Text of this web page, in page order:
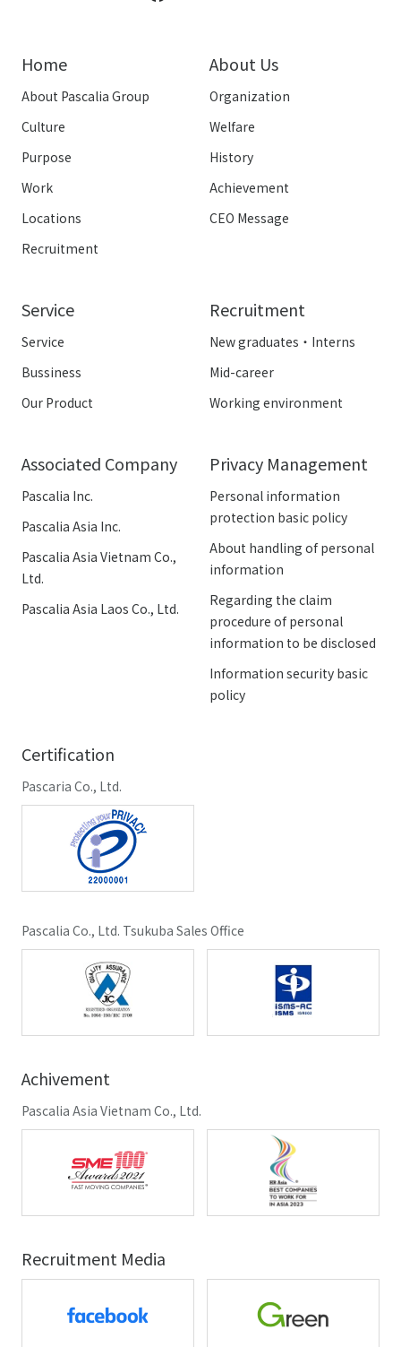
Home
About Pascalia Group
Culture
Purpose
Work
Locations
Recruitment
About Us
Organization
Welfare
History
Achievement
CEO Message
Service
Service
Bussiness
Our Product
Recruitment
New graduates・Interns
Mid-career
Working environment
Associated Company
Pascalia Inc.
Pascalia Asia Inc.
Pascalia Asia Vietnam Co.,
Ltd.
Pascalia Asia Laos Co., Ltd.
Privacy Management
Personal information
protection basic policy
About handling of personal
information
Regarding the claim
procedure of personal
information to be disclosed
Information security basic
policy
Certification
Pascaria Co., Ltd.
Pascalia Co., Ltd. Tsukuba Sales Office
Achivement
Pascalia Asia Vietnam Co., Ltd.
Recruitment Media